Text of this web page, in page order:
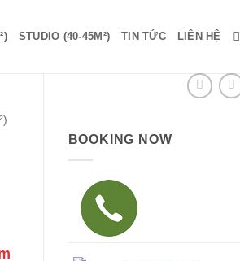
STUDIO (40-45M²) TIN TỨC LIÊN HỆ
BOOKING NOW
Giá